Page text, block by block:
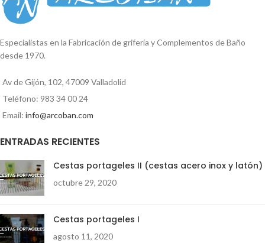
dulzura y felicidad. ¡Disfruta de su
encanto azucarado en cada rincón
transportará a un mundo lleno de
deliciosamente afrutado en tu
Especialistas en la Fabricación de grifería y Complementos de Baño
desde 1970.
Av de Gijón, 102, 47009 Valladolid
Teléfono: 983 34 00 24
Email: info@arcoban.com
ENTRADAS RECIENTES
Cestas portageles II (cestas acero inox y latón)
octubre 29, 2020
Cestas portageles I
agosto 11, 2020